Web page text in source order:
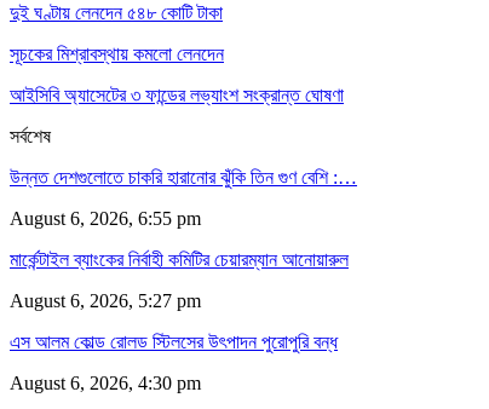
দুই ঘণ্টায় লেনদেন ৫৪৮ কোটি টাকা
সূচকের মিশ্রাবস্থায় কমলো লেনদেন
আইসিবি অ্যাসেটের ৩ ফান্ডের লভ্যাংশ সংক্রান্ত ঘোষণা
সর্বশেষ
উন্নত দেশগুলোতে চাকরি হারানোর ঝুঁকি তিন গুণ বেশি :…
August 6, 2026, 6:55 pm
মার্কেন্টাইল ব্যাংকের নির্বাহী কমিটির চেয়ারম্যান আনোয়ারুল
August 6, 2026, 5:27 pm
এস আলম কোল্ড রোলড স্টিলসের উৎপাদন পুরোপুরি বন্ধ
August 6, 2026, 4:30 pm